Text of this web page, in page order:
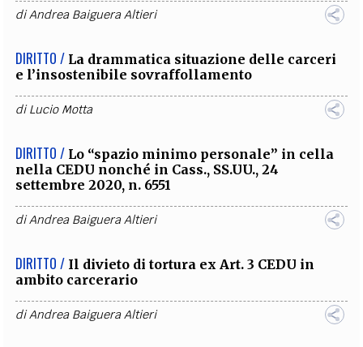
diAndrea Baiguera Altieri
DIRITTO / La drammatica situazione delle carceri
e l’insostenibile sovraffollamento
diLucio Motta
DIRITTO / Lo “spazio minimo personale” in cella
nella CEDU nonché in Cass., SS.UU., 24
settembre 2020, n. 6551
diAndrea Baiguera Altieri
DIRITTO / Il divieto di tortura ex Art. 3 CEDU in
ambito carcerario
diAndrea Baiguera Altieri